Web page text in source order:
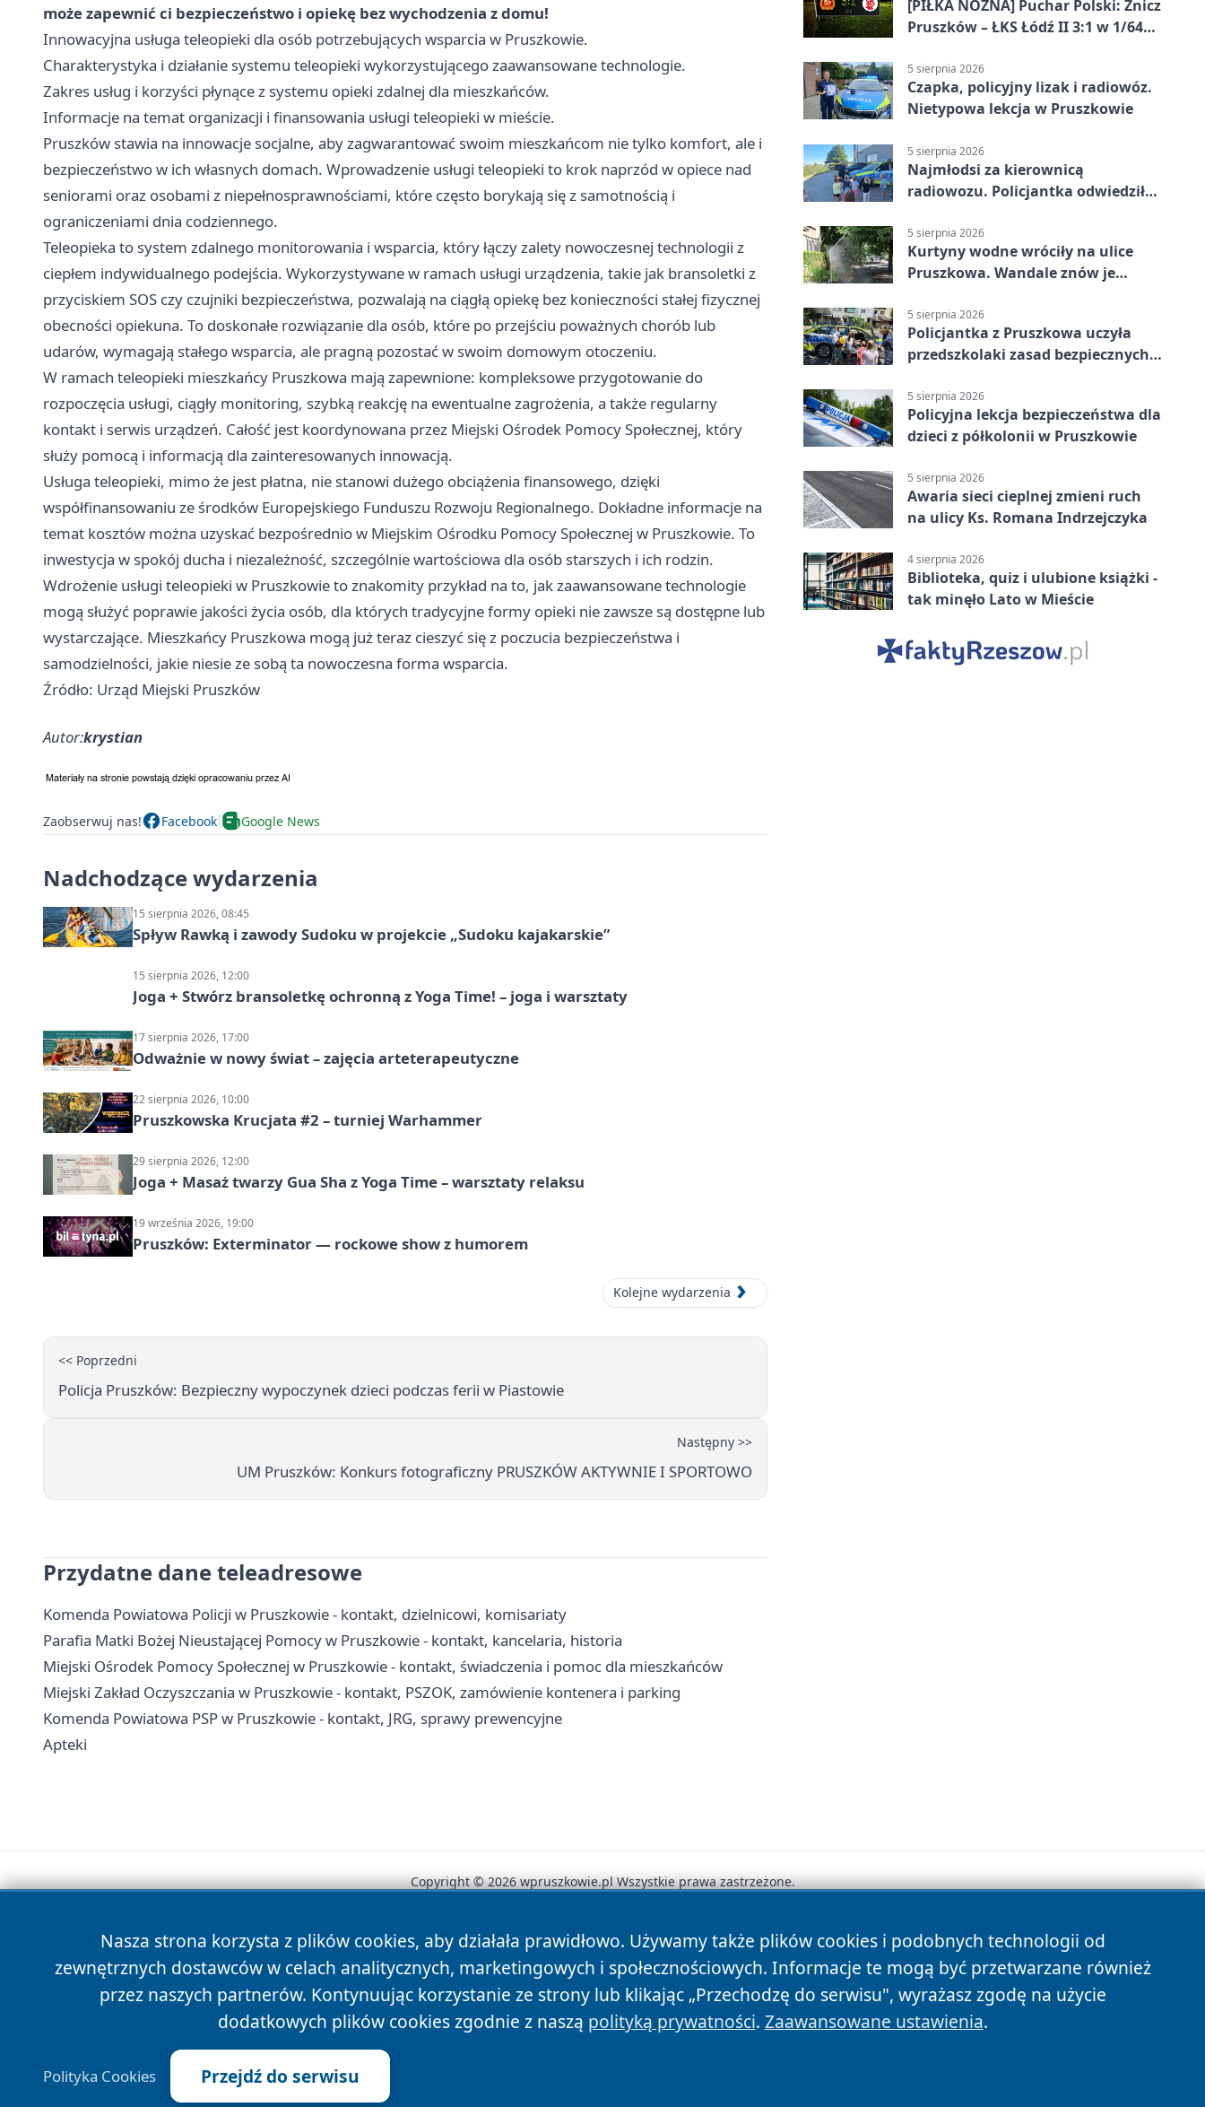
może zapewnić ci bezpieczeństwo i opiekę bez wychodzenia z domu!
Innowacyjna usługa teleopieki dla osób potrzebujących wsparcia w Pruszkowie.
Charakterystyka i działanie systemu teleopieki wykorzystującego zaawansowane technologie.
Zakres usług i korzyści płynące z systemu opieki zdalnej dla mieszkańców.
Informacje na temat organizacji i finansowania usługi teleopieki w mieście.
Pruszków stawia na innowacje socjalne, aby zagwarantować swoim mieszkańcom nie tylko komfort, ale i
bezpieczeństwo w ich własnych domach. Wprowadzenie usługi teleopieki to krok naprzód w opiece nad
seniorami oraz osobami z niepełnosprawnościami, które często borykają się z samotnością i
ograniczeniami dnia codziennego.
Teleopieka to system zdalnego monitorowania i wsparcia, który łączy zalety nowoczesnej technologii z
ciepłem indywidualnego podejścia. Wykorzystywane w ramach usługi urządzenia, takie jak bransoletki z
przyciskiem SOS czy czujniki bezpieczeństwa, pozwalają na ciągłą opiekę bez konieczności stałej fizycznej
obecności opiekuna. To doskonałe rozwiązanie dla osób, które po przejściu poważnych chorób lub
udarów, wymagają stałego wsparcia, ale pragną pozostać w swoim domowym otoczeniu.
W ramach teleopieki mieszkańcy Pruszkowa mają zapewnione: kompleksowe przygotowanie do
rozpoczęcia usługi, ciągły monitoring, szybką reakcję na ewentualne zagrożenia, a także regularny
kontakt i serwis urządzeń. Całość jest koordynowana przez Miejski Ośrodek Pomocy Społecznej, który
służy pomocą i informacją dla zainteresowanych innowacją.
Usługa teleopieki, mimo że jest płatna, nie stanowi dużego obciążenia finansowego, dzięki
współfinansowaniu ze środków Europejskiego Funduszu Rozwoju Regionalnego. Dokładne informacje na
temat kosztów można uzyskać bezpośrednio w Miejskim Ośrodku Pomocy Społecznej w Pruszkowie. To
inwestycja w spokój ducha i niezależność, szczególnie wartościowa dla osób starszych i ich rodzin.
Wdrożenie usługi teleopieki w Pruszkowie to znakomity przykład na to, jak zaawansowane technologie
mogą służyć poprawie jakości życia osób, dla których tradycyjne formy opieki nie zawsze są dostępne lub
wystarczające. Mieszkańcy Pruszkowa mogą już teraz cieszyć się z poczucia bezpieczeństwa i
samodzielności, jakie niesie ze sobą ta nowoczesna forma wsparcia.
Źródło: Urząd Miejski Pruszków
Autor:krystian
Zaobserwuj nas! Facebook Google News
Nadchodzące wydarzenia
15 sierpnia 2026, 08:45
Spływ Rawką i zawody Sudoku w projekcie „Sudoku kajakarskie”
15 sierpnia 2026, 12:00
Joga + Stwórz bransoletkę ochronną z Yoga Time! – joga i warsztaty
17 sierpnia 2026, 17:00
Odważnie w nowy świat – zajęcia arteterapeutyczne
22 sierpnia 2026, 10:00
Pruszkowska Krucjata #2 – turniej Warhammer
29 sierpnia 2026, 12:00
Joga + Masaż twarzy Gua Sha z Yoga Time – warsztaty relaksu
19 września 2026, 19:00
Pruszków: Exterminator — rockowe show z humorem
Kolejne wydarzenia
<< Poprzedni
Policja Pruszków: Bezpieczny wypoczynek dzieci podczas ferii w Piastowie
Następny >>
UM Pruszków: Konkurs fotograficzny PRUSZKÓW AKTYWNIE I SPORTOWO
Przydatne dane teleadresowe
Komenda Powiatowa Policji w Pruszkowie - kontakt, dzielnicowi, komisariaty
Parafia Matki Bożej Nieustającej Pomocy w Pruszkowie - kontakt, kancelaria, historia
Miejski Ośrodek Pomocy Społecznej w Pruszkowie - kontakt, świadczenia i pomoc dla mieszkańców
Miejski Zakład Oczyszczania w Pruszkowie - kontakt, PSZOK, zamówienie kontenera i parking
Komenda Powiatowa PSP w Pruszkowie - kontakt, JRG, sprawy prewencyjne
Apteki
[PIŁKA NOŻNA] Puchar Polski: Znicz
Pruszków – ŁKS Łódź II 3:1 w 1/64
5 sierpnia 2026
Czapka, policyjny lizak i radiowóz.
Nietypowa lekcja w Pruszkowie
5 sierpnia 2026
Najmłodsi za kierownicą
radiowozu. Policjantka odwiedziła
5 sierpnia 2026
Kurtyny wodne wróciły na ulice
Pruszkowa. Wandale znów je
5 sierpnia 2026
Policjantka z Pruszkowa uczyła
przedszkolaki zasad bezpiecznych
5 sierpnia 2026
Policyjna lekcja bezpieczeństwa dla
dzieci z półkolonii w Pruszkowie
5 sierpnia 2026
Awaria sieci cieplnej zmieni ruch
na ulicy Ks. Romana Indrzejczyka
4 sierpnia 2026
Biblioteka, quiz i ulubione książki -
tak minęło Lato w Mieście
Nasza strona korzysta z plików cookies, aby działała prawidłowo. Używamy także plików cookies i podobnych technologii od
zewnętrznych dostawców w celach analitycznych, marketingowych i społecznościowych. Informacje te mogą być przetwarzane również
przez naszych partnerów. Kontynuując korzystanie ze strony lub klikając „Przechodzę do serwisu", wyrażasz zgodę na użycie
dodatkowych plików cookies zgodnie z naszą polityką prywatności. Zaawansowane ustawienia.
Polityka Cookies Przejdź do serwisu
Copyright © 2026 wpruszkowie.pl Wszystkie prawa zastrzeżone.
News Autorzy Polityka Prywatności Polityka Cookies